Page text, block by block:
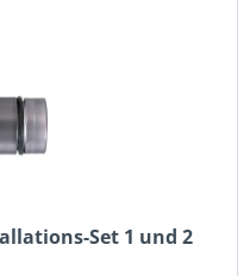
Set 1 und 2